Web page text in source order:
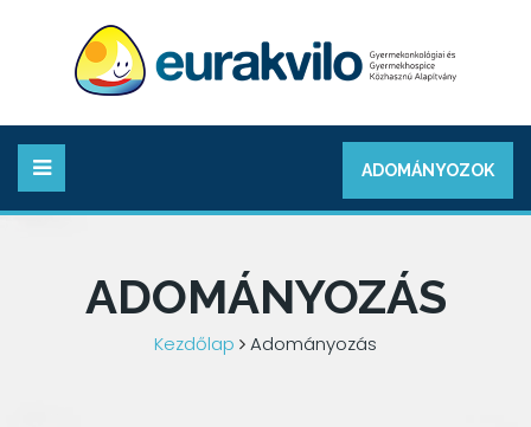
ADOMÁNYOZOK
ADOMÁNYOZÁS
Kezdőlap Adományozás